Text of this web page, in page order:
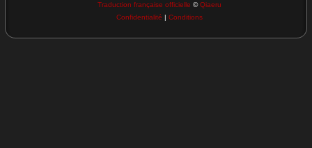
Traduction française officielle ©Qiaeru
Confidentialité | Conditions